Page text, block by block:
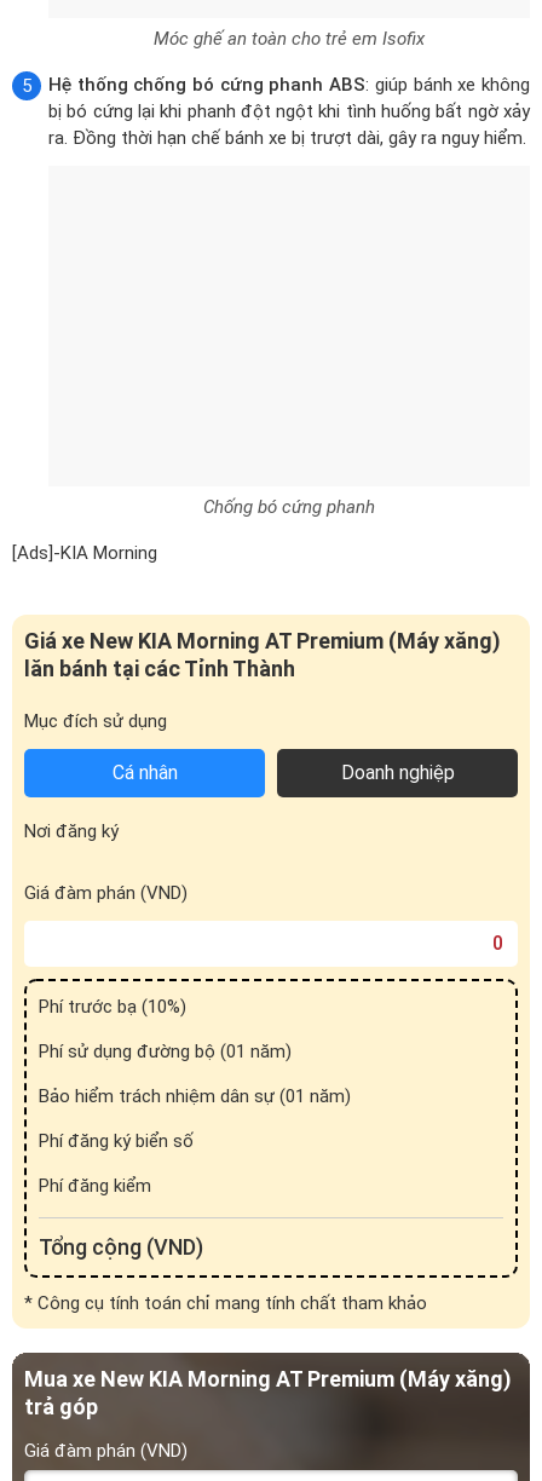
Móc ghế an toàn cho trẻ em Isofix
Hệ thống chống bó cứng phanh ABS: giúp bánh xe không
bị bó cứng lại khi phanh đột ngột khi tình huống bất ngờ xảy
ra. Đồng thời hạn chế bánh xe bị trượt dài, gây ra nguy hiểm.
Chống bó cứng phanh
[Ads]-KIA Morning
Giá xe New KIA Morning AT Premium (Máy xăng)
lăn bánh tại các Tỉnh Thành
Mục đích sử dụng
Cá nhân Doanh nghiệp
Nơi đăng ký
Giá đàm phán (VND)
Phí trước bạ (10%)
Phí sử dụng đường bộ (01 năm)
Bảo hiểm trách nhiệm dân sự (01 năm)
Phí đăng ký biển số
Phí đăng kiểm
Tổng cộng (VND)
* Công cụ tính toán chỉ mang tính chất tham khảo
Mua xe New KIA Morning AT Premium (Máy xăng)
trả góp
Giá đàm phán (VND)